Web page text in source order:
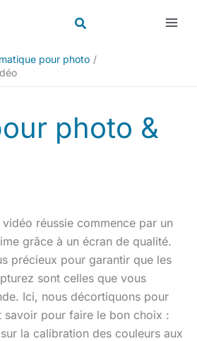
pour photo
photo &
réussie commence par un
grâce à un écran de qualité.
précieux pour garantir que les
sont celles que vous
Ici, nous décortiquons pour
savoir pour faire le bon choix :
la calibration des couleurs aux